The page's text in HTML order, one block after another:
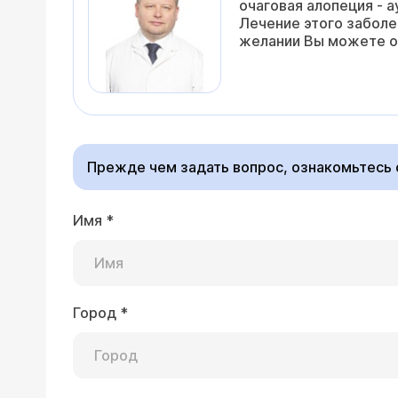
очаговая алопеция -
Лечение этого
желании Вы можете
Прежде чем задать вопрос, ознакомьтесь
Имя *
Город *